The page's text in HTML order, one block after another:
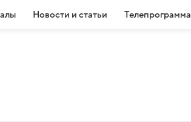
Новости и статьи Телепрограмма